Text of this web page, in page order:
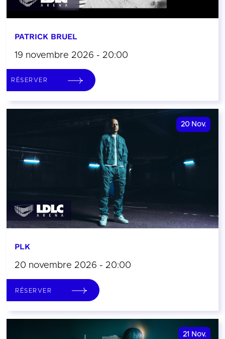
PATRICK BRUEL
19 novembre 2026 - 20:00
RÉSERVER
20 Nov.
PLK
20 novembre 2026 - 20:00
RÉSERVER
21 Nov.